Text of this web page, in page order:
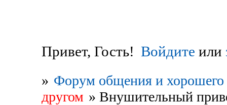
Привет, Гость! Войдите или
» Форум общения и хорошего
другом » Внушительный